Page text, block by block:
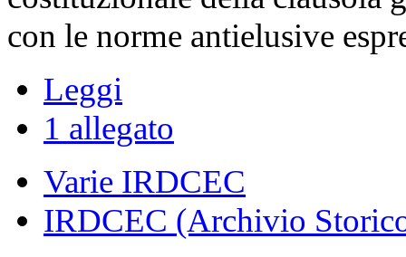
con le norme antielusive
Leggi
1 allegato
Varie IRDCEC
IRDCEC (Archivio